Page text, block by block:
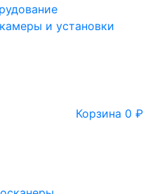
и установки
Корзина 0 ₽